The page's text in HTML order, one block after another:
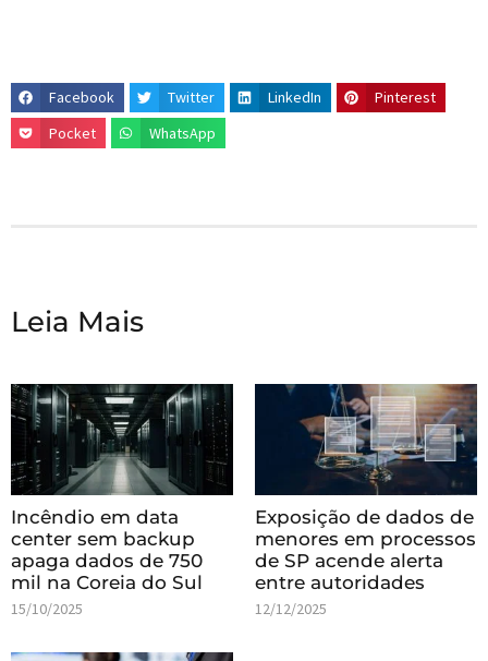
Facebook Twitter LinkedIn
Pinterest
Pocket
WhatsApp
Leia Mais
Incêndio em data
center sem backup
apaga dados de 750
mil na Coreia do Sul
15/10/2025
Exposição de dados de
menores em processos
de SP acende alerta
entre autoridades
12/12/2025